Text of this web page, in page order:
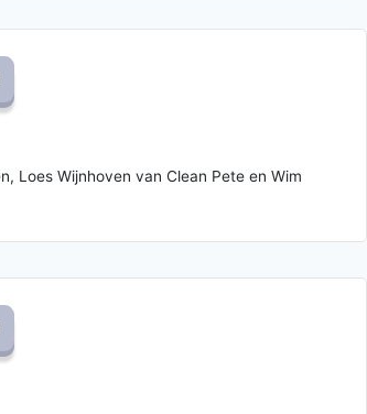
Loes Wijnhoven van Clean Pete en Wim